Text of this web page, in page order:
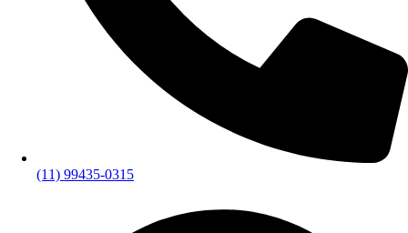
(11) 99435-0315